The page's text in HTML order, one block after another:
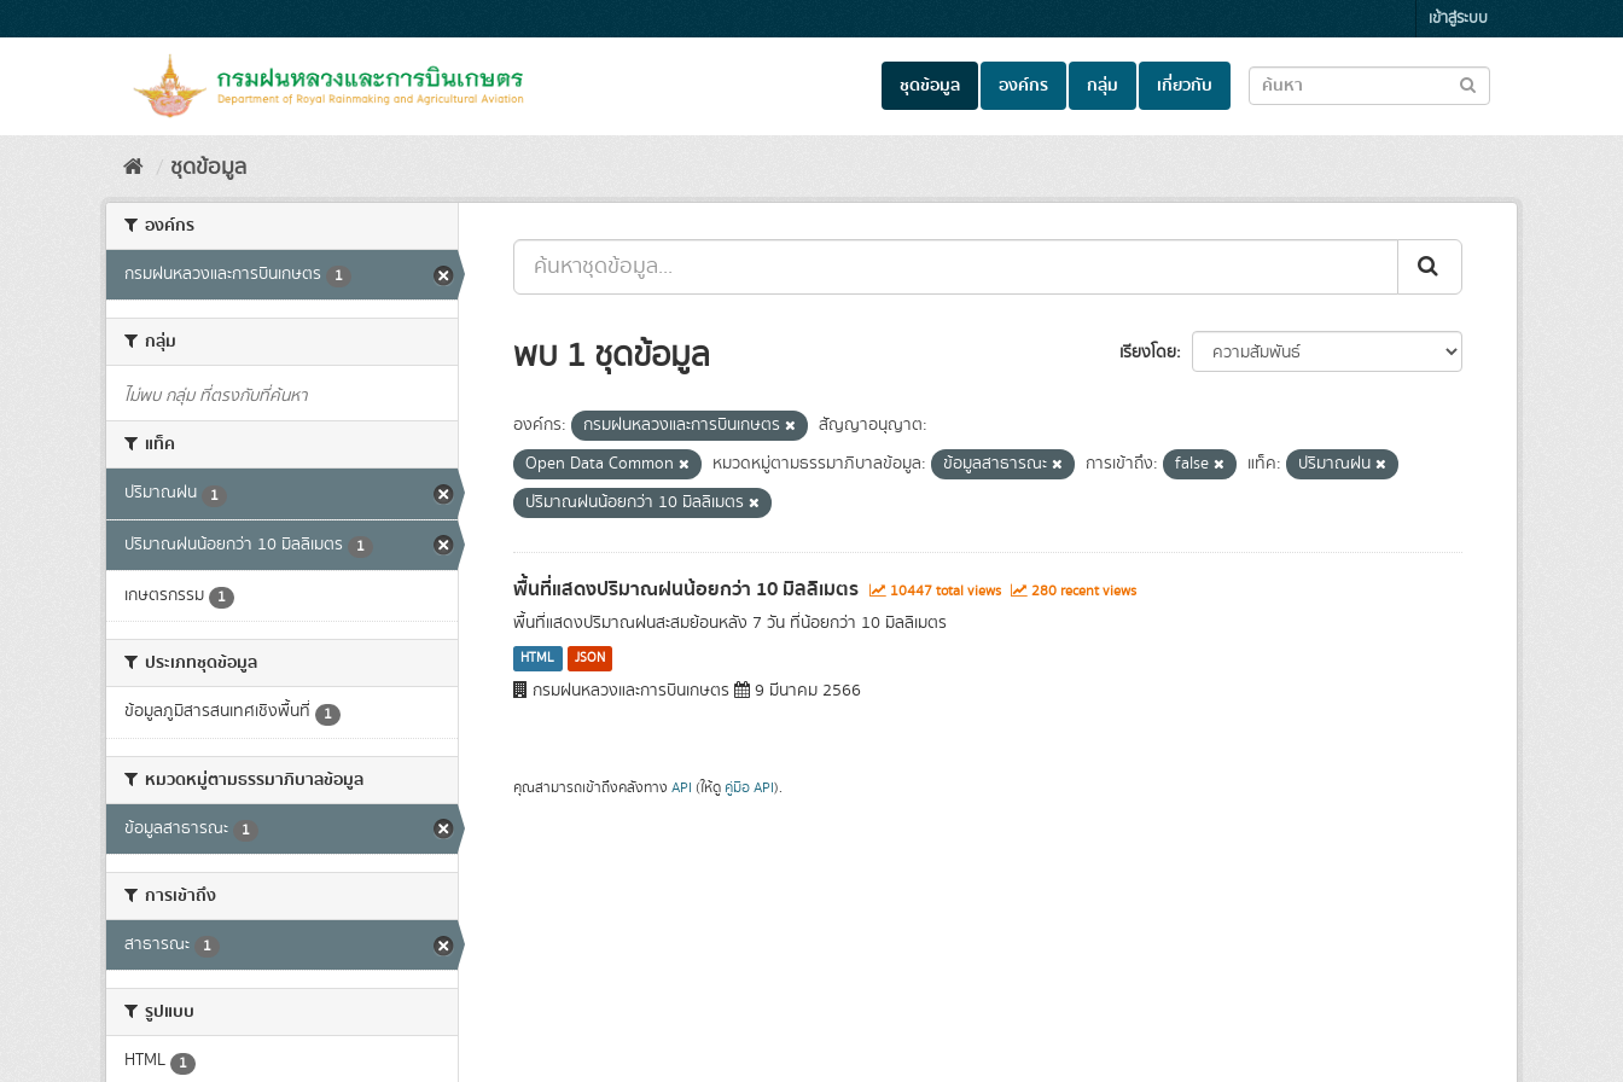
to
เข้าสู่ระบบ
ชุดข้อมูล องค์กร กลุ่ม เกี่ยวกับ
ชุดข้อมูล
องค์กร
กรมฝนหลวงและการบินเกษตร 1
กลุ่ม
ไม่พบ กลุ่ม ที่ตรงกับที่ค้นหา
แท็ค
ปริมาณฝน 1
ปริมาณฝนน้อยกว่า 10 มิลลิเมตร 1
เกษตรกรรม 1
ประเภทชุดข้อมูล
ข้อมูลภูมิสารสนเทศเชิงพื้นที่ 1
หมวดหมู่ตามธรรมาภิบาลข้อมูล
ข้อมูลสาธารณะ 1
การเข้าถึง
สาธารณะ 1
รูปแบบ
HTML 1
เรียงโดย
พบ 1 ชุดข้อมูล
องค์กร: กรมฝนหลวงและการบินเกษตร
สัญญาอนุญาต:
Open Data Common
หมวดหมู่ตามธรรมาภิบาลข้อมูล: ข้อมูลสาธารณะ การเข้าถึง: false แท็ค:
ปริมาณฝน
ปริมาณฝนน้อยกว่า 10 มิลลิเมตร
พื้นที่แสดงปริมาณฝนน้อยกว่า 10 มิลลิเมตร 10447 total views 280 recent views
พื้นที่แสดงปริมาณฝนสะสมย้อนหลัง 7 วัน ที่น้อยกว่า 10 มิลลิเมตร
HTML JSON
กรมฝนหลวงและการบินเกษตร 9 มีนาคม 2566
คุณสามารถเข้าถึงคลังทาง API (ให้ดู คู่มือ API).